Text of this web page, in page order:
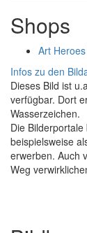
Shops
Art Heroes
Infos zu den
Dieses Bild ist
verfügbar. Dort
Wasserzeichen.
Die
beispielsweise
erwerben. Auch
Weg